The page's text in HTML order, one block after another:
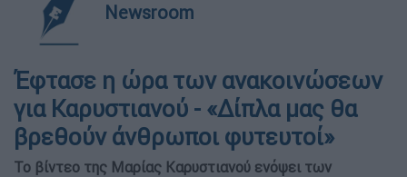
Newsroom
Έφτασε η ώρα των ανακοινώσεων
για Καρυστιανού - «Δίπλα μας θα
βρεθούν άνθρωποι φυτευτοί»
Το βίντεο της Μαρίας Καρυστιανού ενόψει των